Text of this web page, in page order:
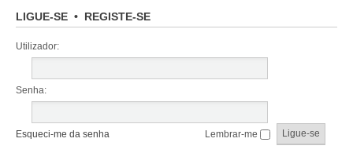
LIGUE-SE • REGISTE-SE
Utilizador:
Senha:
Esqueci-me da senha Lembrar-me